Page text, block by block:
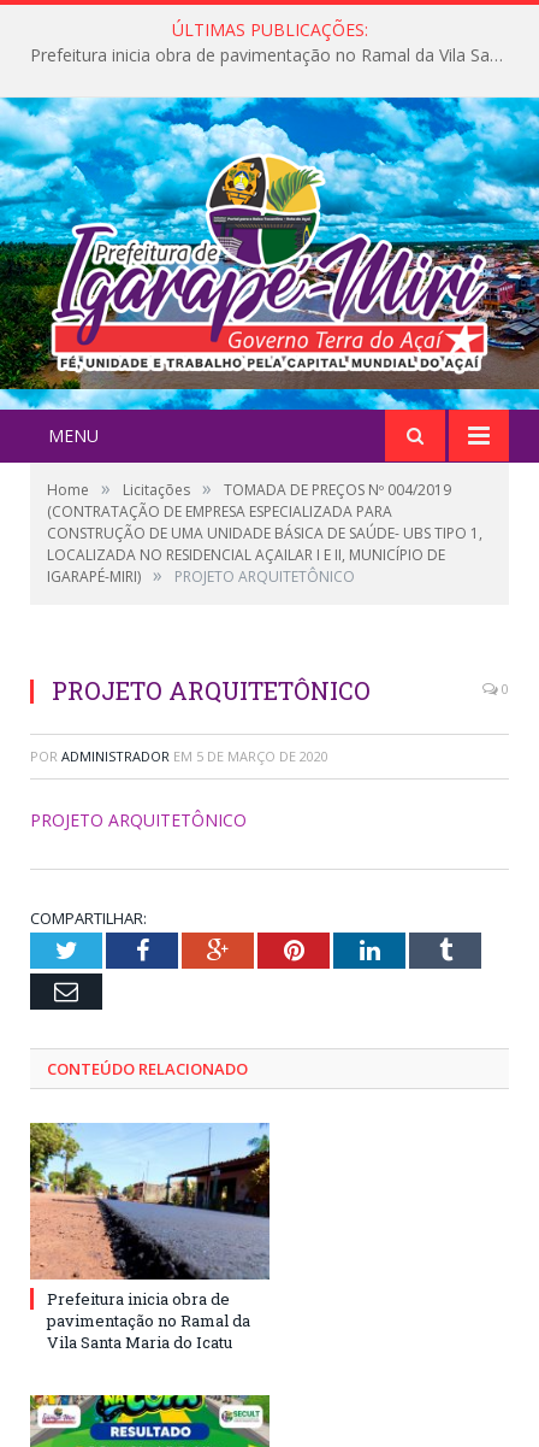
ÚLTIMAS PUBLICAÇÕES:
Prefeitura inicia obra de pavimentação no Ramal da Vila Santa Maria do Icatu
MENU
Home » Licitações »
TOMADA DE PREÇOS Nº 004/2019
(CONTRATAÇÃO DE EMPRESA ESPECIALIZADA PARA
CONSTRUÇÃO DE UMA UNIDADE BÁSICA DE SAÚDE- UBS TIPO 1,
LOCALIZADA NO RESIDENCIAL AÇAILAR I E II, MUNICÍPIO DE
IGARAPÉ-MIRI) » PROJETO ARQUITETÔNICO
PROJETO ARQUITETÔNICO 0
POR ADMINISTRADOR EM 5 DE MARÇO DE 2020
PROJETO ARQUITETÔNICO
COMPARTILHAR:
TwitterFacebookGoogle+PinterestLinkedInTumblr
Email
CONTEÚDO RELACIONADO
Prefeitura inicia obra de
pavimentação no Ramal da
Vila Santa Maria do Icatu